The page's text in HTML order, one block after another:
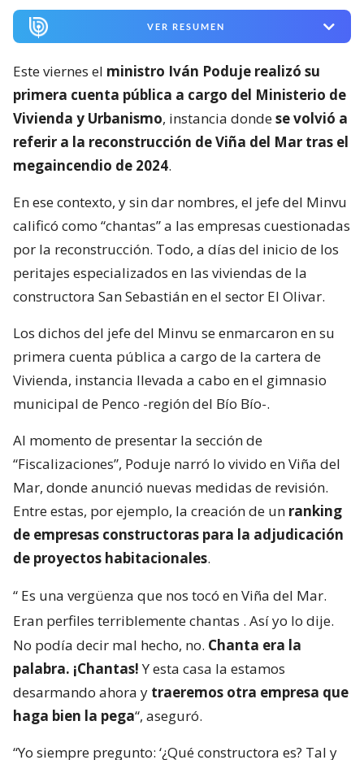
VER RESUMEN
Este viernes el ministro Iván Poduje realizó su
primera cuenta pública a cargo del Ministerio de
Vivienda y Urbanismo, instancia dondese volvió a
referir a la reconstrucción de Viña del Mar tras el
megaincendio de 2024.
En ese contexto, y sin dar nombres, el jefe del Minvu
calificó como “chantas” a las empresas cuestionadas
por la reconstrucción. Todo, a días del inicio de los
peritajes especializados en las viviendas de la
constructora San Sebastián en el sector El Olivar.
Los dichos del jefe del Minvu se enmarcaron en su
primera cuenta pública a cargo de la cartera de
Vivienda, instancia llevada a cabo en el gimnasio
municipal de Penco -región del Bío Bío-.
Al momento de presentar la sección de
“Fiscalizaciones”, Poduje narró lo vivido en Viña del
Mar, donde anunció nuevas medidas de revisión.
Entre estas, por ejemplo, la creación de un ranking
de empresas constructoras para la adjudicación
de proyectos habitacionales.
“ Es una vergüenza que nos tocó en Viña del Mar.
Eran perfiles terriblemente chantas . Así yo lo dije.
No podía decir mal hecho, no. Chanta era la
palabra. ¡Chantas!Y esta casa la estamos
desarmando ahora y traeremos otra empresa que
haga bien la pega“, aseguró.
“Yo siempre pregunto: ‘¿Qué constructora es? Tal y